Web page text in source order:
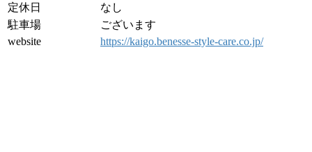
定休日
なし
駐車場
ございます
website
https://kaigo.benesse-style-care.co.jp/